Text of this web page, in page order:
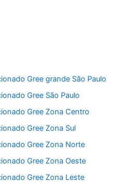
Gree grande São Paulo
Gree São Paulo
Gree Zona Centro
Gree Zona Sul
Gree Zona Norte
Gree Zona Oeste
Gree Zona Leste